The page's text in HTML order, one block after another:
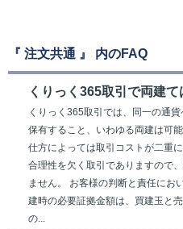
『 注文共通 』 内のFAQ
くりっく365取引で両建て
くりっく365取引では、同一の通
保有すること、いわゆる両建は可
仕方によっては取引コストが二重
合理性を欠く取引でありますので
ません。 お客様の判断と責任にお
建時の必要証拠金額は、買建玉と
の...